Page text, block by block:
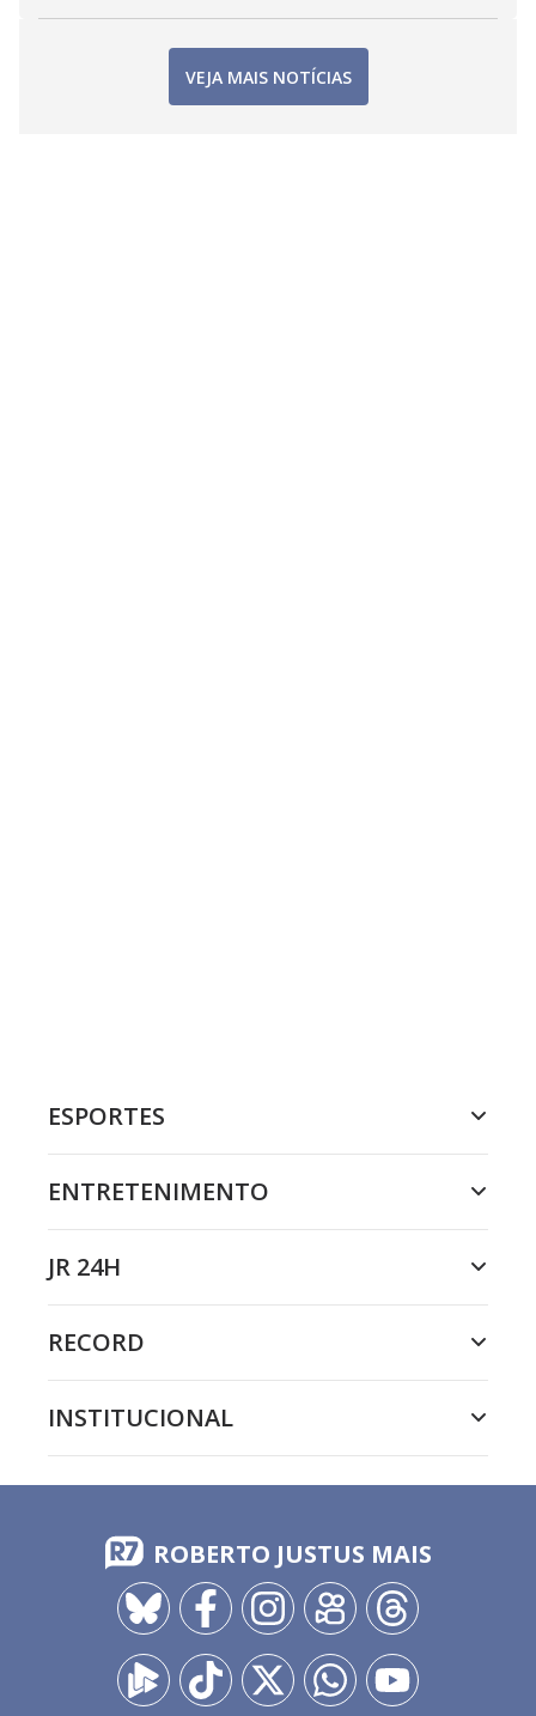
VEJA MAIS NOTÍCIAS
ESPORTES
ENTRETENIMENTO
JR 24H
RECORD
INSTITUCIONAL
ROBERTO JUSTUS MAIS